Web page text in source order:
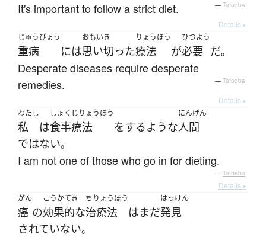
It's important to follow a strict diet. — Tatoeba
Details ▸
じゅうびょう
重病 には
おもいき
思い切った
りょうほう
療法 が
ひつよう
必要 だ。
Desperate diseases require desperate
remedies.
— Tatoeba
Details ▸
わたし
私 は
しょくじりょうほう
食事療法 をするような
にんげん
人間
ではない。
I am not one of those who go in for dieting.
— Tatoeba
Details ▸
がん
癌 の
こうかてき
効果的な
ちりょうほう
治療法 はまだ
はっけん
発見
されていない。